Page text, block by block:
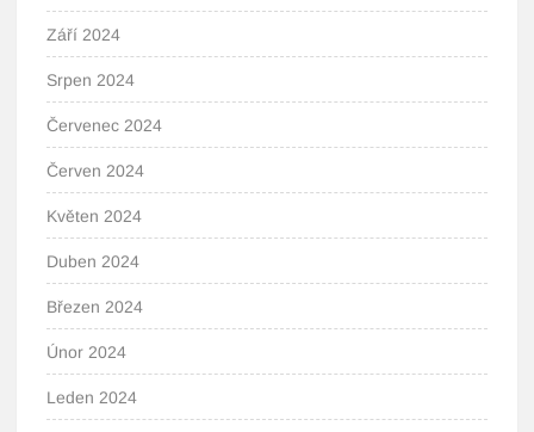
Září 2024
Srpen 2024
Červenec 2024
Červen 2024
Květen 2024
Duben 2024
Březen 2024
Únor 2024
Leden 2024